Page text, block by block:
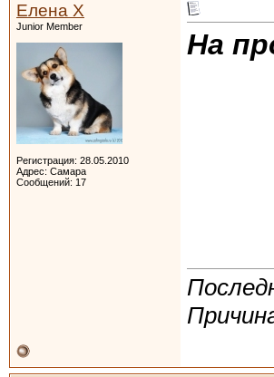
Елена Х
Junior Member
Регистрация: 28.05.2010
Адрес: Самара
Сообщений: 17
На